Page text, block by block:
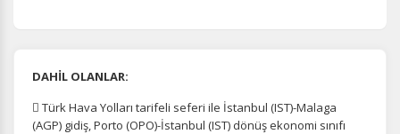
DAHİL OLANLAR:
 Türk Hava Yolları tarifeli seferi ile İstanbul (IST)-Malaga
(AGP) gidiş, Porto (OPO)-İstanbul (IST) dönüş ekonomi sınıfı